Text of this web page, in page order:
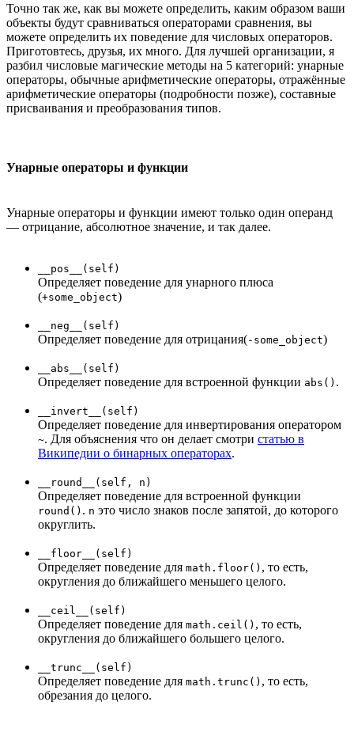
Точно так же, как вы можете определить, каким образом ваши
объекты будут сравниваться операторами сравнения, вы
можете определить их поведение для числовых операторов.
Приготовтесь, друзья, их много. Для лучшей организации, я
разбил числовые магические методы на 5 категорий: унарные
операторы, обычные арифметические операторы, отражённые
арифметические операторы (подробности позже), составные
присваивания и преобразования типов.
Унарные операторы и функции
Унарные операторы и функции имеют только один операнд
— отрицание, абсолютное значение, и так далее.
__pos__(self)
Определяет поведение для унарного плюса
(+some_object)
__neg__(self)
Определяет поведение для отрицания(-some_object)
__abs__(self)
Определяет поведение для встроенной функции abs() .
__invert__(self)
Определяет поведение для инвертирования оператором
~. Для объяснения что он делает смотри статью в
Википедии о бинарных операторах.
__round__(self, n)
Определяет поведение для встроенной функции
round() . n это число знаков после запятой, до которого
округлить.
__floor__(self)
Определяет поведение для math.floor() , то есть,
округления до ближайшего меньшего целого.
__ceil__(self)
Определяет поведение для math.ceil() , то есть,
округления до ближайшего большего целого.
__trunc__(self)
Определяет поведение для math.trunc() , то есть,
обрезания до целого.